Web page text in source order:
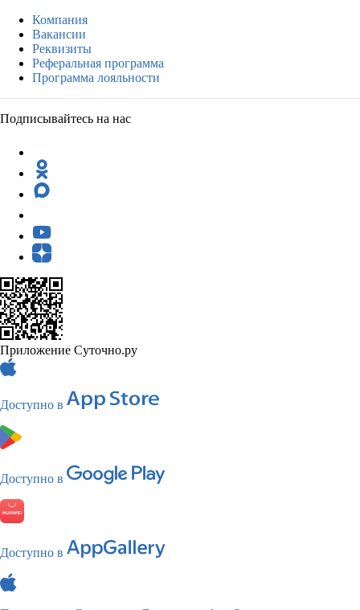
Компания
Вакансии
Реквизиты
Реферальная программа
Программа лояльности
Подписывайтесь на нас
Приложение Суточно.ру
Доступно в
Доступно в
Доступно в